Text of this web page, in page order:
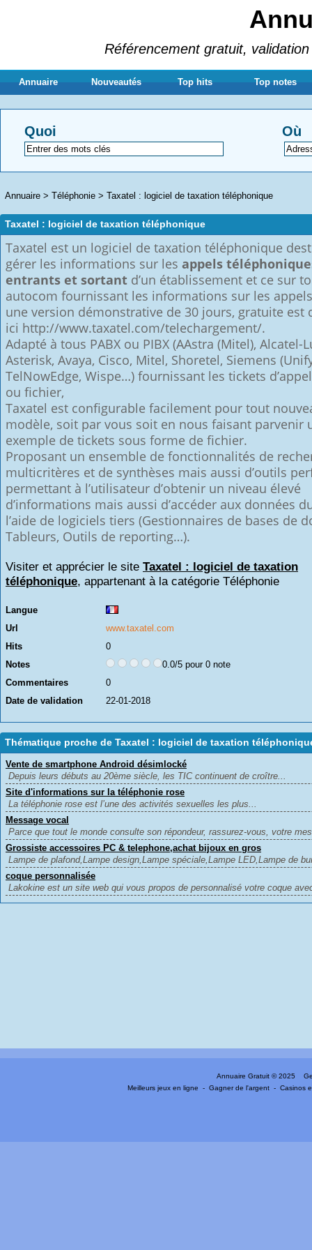
Référencement gratuit,
Annuaire Nouveautés Top hits Top notes
Quoi Où
Annuaire > Téléphonie > Taxatel : logiciel de taxation téléphonique
Taxatel : logiciel de taxation téléphonique
Taxatel est un logiciel de taxation téléphonique
gérer les informations sur les appels
entrants et sortant d’un établissement et ce sur
autocom fournissant les informations sur les
une version démonstrative de 30 jours, gratuite est
ici http://www.taxatel.com/telechargement/.
Adapté à tous PABX ou PIBX (AAstra (Mitel), Alcatel-
Asterisk, Avaya, Cisco, Mitel, Shoretel, Siemens
TelNowEdge, Wispe…) fournissant les tickets
ou fichier,
Taxatel est configurable facilement pour tout
modèle, soit par vous soit en nous faisant parvenir
exemple de tickets sous forme de fichier.
Proposant un ensemble de fonctionnalités de
multicritères et de synthèses mais aussi d’outils
permettant à l’utilisateur d’obtenir un niveau élevé
d’informations mais aussi d’accéder aux données
l’aide de logiciels tiers (Gestionnaires de bases de
Tableurs, Outils de reporting…).
Visiter et apprécier le site Taxatel : logiciel de taxation
téléphonique, appartenant à la catégorie Téléphonie
Langue
Url
www.taxatel.com
Hits
0
Notes
0.0/5 pour 0 note
Commentaires
0
Date de validation
22-01-2018
Thématique proche de Taxatel : logiciel de taxation
Vente de smartphone Android désimlocké
Depuis leurs débuts au 20ème siècle, les TIC continuent de croître...
Site d'informations sur la téléphonie rose
La téléphonie rose est l’une des activités sexuelles les plus...
Message vocal
Parce que tout le monde consulte son répondeur, rassurez-vous, votre
Grossiste accessoires PC & telephone,achat bijoux en gros
Lampe de plafond,Lampe design,Lampe spéciale,Lampe LED,Lampe de
coque personnalisée
Lakokine est un site web qui vous propos de personnalisé votre coque
Annuaire Gratuit © 2025
Meilleurs jeux en ligne
-Gagner de l'argent -Casinos